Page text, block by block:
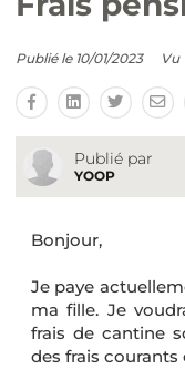
Publié le 10/01/2023 Vu
Publié par
YOOP
Bonjour,
Je paye
ma fille. Je
frais de cantine
des frais courants